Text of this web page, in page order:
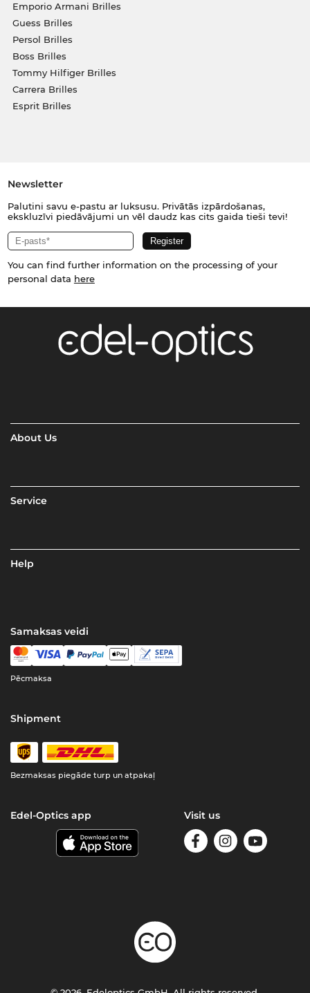
Emporio Armani Brilles
Guess Brilles
Persol Brilles
Boss Brilles
Tommy Hilfiger Brilles
Carrera Brilles
Esprit Brilles
Newsletter
Palutini savu e-pastu ar luksusu. Privātās izpārdošanas,
ekskluzīvi piedāvājumi un vēl daudz kas cits gaida tieši tevi!
You can find further information on the processing of your
personal data here
About Us
Service
Help
Samaksas veidi
Pēcmaksa
Shipment
Bezmaksas piegāde turp un atpakaļ
Edel-Optics app Visit us